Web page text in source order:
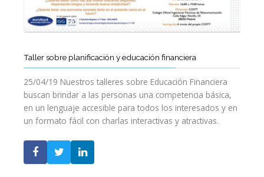
Taller sobre planificación y educación financiera
25/04/19 Nuestros talleres sobre Educación Financiera
buscan brindar a las personas una competencia básica,
en un lenguaje accesible para todos los interesados y en
un formato fácil con charlas interactivas y atractivas.